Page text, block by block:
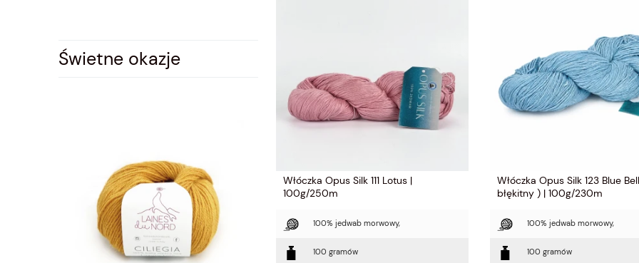
Świetne okazje
Włóczka Opus Silk 111 Lotus |
100g/250m
100% jedwab morwowy,
100 gramów
Włóczka Opus Silk 123 Blue
błękitny ) | 100g/230m
100% jedwab morwowy,
100 gramów